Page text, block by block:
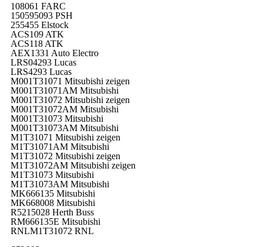
108061 FARC
150595093 PSH
255455 Elstock
ACS109 ATK
ACS118 ATK
AEX1331 Auto Electro
LRS04293 Lucas
LRS4293 Lucas
M001T31071 Mitsubishi zeigen
M001T31071AM Mitsubishi
M001T31072 Mitsubishi zeigen
M001T31072AM Mitsubishi
M001T31073 Mitsubishi
M001T31073AM Mitsubishi
M1T31071 Mitsubishi zeigen
M1T31071AM Mitsubishi
M1T31072 Mitsubishi zeigen
M1T31072AM Mitsubishi zeigen
M1T31073 Mitsubishi
M1T31073AM Mitsubishi
MK666135 Mitsubishi
MK668008 Mitsubishi
R5215028 Herth Buss
RM666135E Mitsubishi
RNLM1T31072 RNL